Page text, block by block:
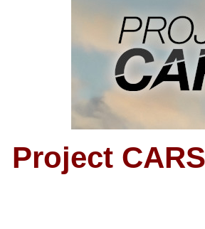
Project